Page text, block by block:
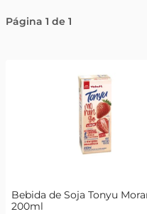
Página 1 de 1
Bebida de Soja Tonyu
200ml